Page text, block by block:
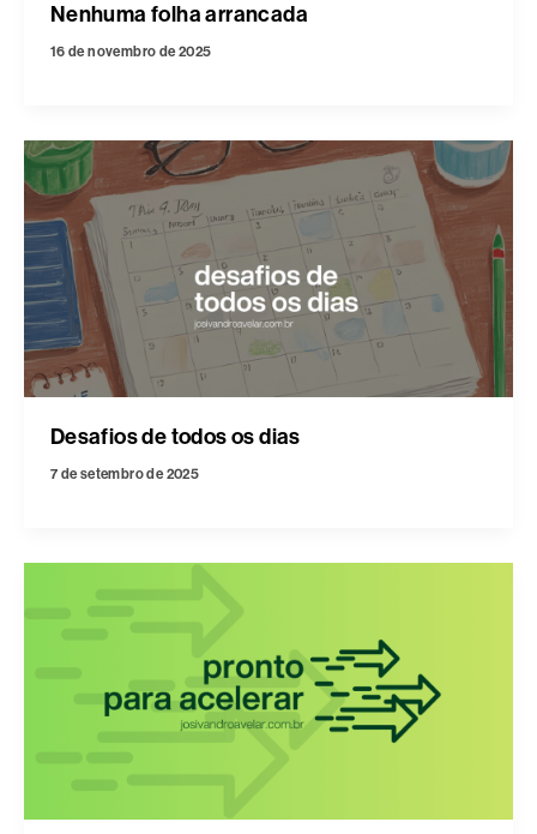
Nenhuma folha arrancada
16 de novembro de 2025
Desafios de todos os dias
7 de setembro de 2025